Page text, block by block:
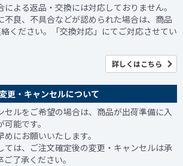
よる返品・交換には対応しておりません。
不良、不具合などが認められた場合は、商品
ください。「交換対応」にてご対応させてい
詳しくはこちら
更・キャンセルについて
セルをご希望の場合は、商品が出荷準備に入
能です。
にお願いいたします。
ては、ご注文確定後の変更・キャンセルは承
了承ください。